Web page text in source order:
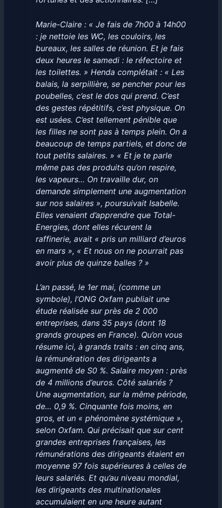
Marie-Claire : « Je fais de 7h00 à 14h00
: je nettoie les WC, les couloirs, les
bureaux, les salles de réunion. Et je fais
deux heures le samedi : le réfectoire et
les toilettes. » Henda complétait : « Les
balais, la serpillière, se pencher pour les
poubelles, c’est le dos qui prend. C’est
des gestes répétitifs, c’est physique. On
est usées. C’est tellement pénible que
les filles ne sont pas à temps plein. On a
beaucoup de temps partiels, et donc de
tout petits salaires. » « Et je te parle
même pas des produits qu’on respire,
les vapeurs… On travaille dur, on
demande simplement une augmentation
sur nos salaires », poursuivait Isabelle.
Elles venaient d’apprendre que Total-
Energies, dont elles récurent la
raffinerie, avait « pris un milliard d’euros
en mars », « Et nous on ne pourrait pas
avoir plus de quinze balles ? »
L’an passé, le 1er mai, (comme un
symbole), l’ONG Oxfam publiait une
étude réalisée sur près de 2 000
entreprises, dans 35 pays (dont 18
grands groupes en France). Qu’on vous
résume ici, à grands traits : en cinq ans,
la rémunération des dirigeants a
augmenté de S0 %. Salaire moyen : près
de 4 millions d’euros. Côté salariés ?
Une augmentation, sur la même période,
de… 0,9 %. Cinquante fois moins, en
gros, et un « phénomène systémique »,
selon Oxfam. Qui précisait que sur cent
grandes entreprises françaises, les
rémunérations des dirigeants étaient en
moyenne 97 fois supérieures à celles de
leurs salariés. Et qu’au niveau mondial,
les dirigeants des multinationales
accumulaient en une heure autant